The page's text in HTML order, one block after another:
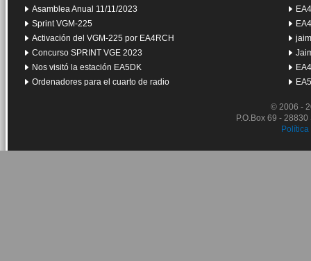
Asamblea Anual 11/11/2023
Sprint VGM-225
Activación del VGM-225 por EA4RCH
Concurso SPRINT VGE 2023
Nos visitó la estación EA5DK
Ordenadores para el cuarto de radio
© 2006 -
P.O.Box 69 -